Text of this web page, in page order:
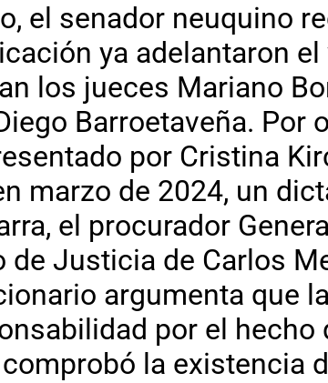
el senador neuquino
ya adelantaron
los jueces Mariano
Barroetaveña. Por
por Cristina
marzo de 2024, un
el procurador
de Justicia de Carlos
argumenta que
por el hecho
la existencia